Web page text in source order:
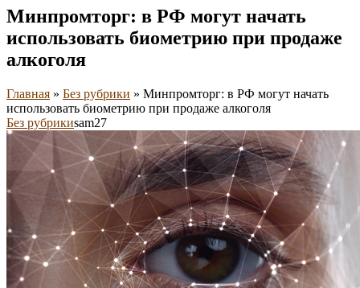
Минпромторг: в РФ могут начать
использовать биометрию при продаже
алкоголя
Главная » Без рубрики » Минпромторг: в РФ могут начать
использовать биометрию при продаже алкоголя
Без рубрикиsam27